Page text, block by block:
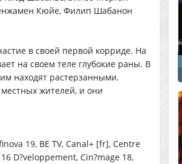
Кюйе, Филип Шабанон
в своей первой корриде. На
на своем теле глубокие раны. В
находят растерзанными.
жителей, и они
19, BE TV, Canal+ [fr], Centre
D?veloppement, Cin?mage 18,